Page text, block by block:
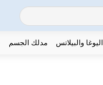
اليوغا والبيلاتس مدلك الجسم